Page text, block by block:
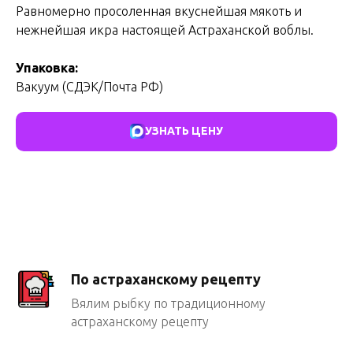
Равномерно просоленная вкуснейшая мякоть и
нежнейшая икра настоящей Астраханской воблы.
Упаковка:
Вакуум (СДЭК/Почта РФ)
УЗНАТЬ ЦЕНУ
По астраханскому рецепту
Вялим рыбку по традиционному
астраханскому рецепту